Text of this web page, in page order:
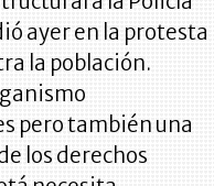
ayer en la protesta
la población.
pero también una
los derechos